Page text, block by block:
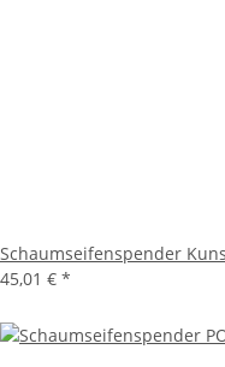
Schaumseifenspender
45,01 € *